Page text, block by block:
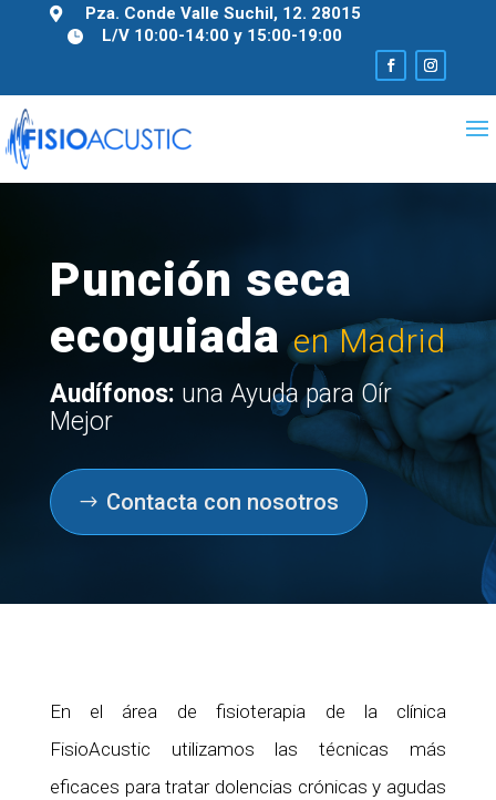
 Pza. Conde Valle Suchil, 12. 28015
 L/V 10:00-14:00 y 15:00-19:00
Punción seca
ecoguiadaen Madrid
Audífonos: una Ayuda para Oír
Mejor
Contacta con nosotros
En el área de fisioterapia de la clínica
FisioAcustic utilizamos las técnicas más
eficaces para tratar dolencias crónicas y agudas